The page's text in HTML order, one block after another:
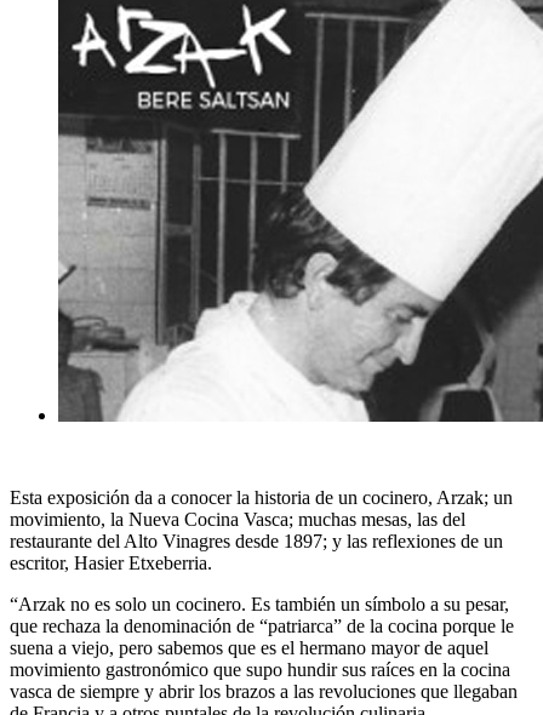
Esta exposición da a conocer la historia de un cocinero, Arzak; un
movimiento, la Nueva Cocina Vasca; muchas mesas, las del
restaurante del Alto Vinagres desde 1897; y las reflexiones de un
escritor, Hasier Etxeberria.
“Arzak no es solo un cocinero. Es también un símbolo a su pesar,
que rechaza la denominación de “patriarca” de la cocina porque le
suena a viejo, pero sabemos que es el hermano mayor de aquel
movimiento gastronómico que supo hundir sus raíces en la cocina
vasca de siempre y abrir los brazos a las revoluciones que llegaban